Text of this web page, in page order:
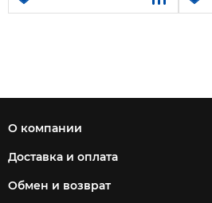
О компании
Доставка и оплата
Обмен и возврат